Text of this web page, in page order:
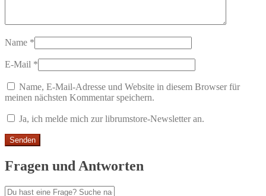
Name *
E-Mail *
Name, E-Mail-Adresse und Website in diesem Browser für
meinen nächsten Kommentar speichern.
Ja, ich melde mich zur librumstore-Newsletter an.
Fragen und Antworten